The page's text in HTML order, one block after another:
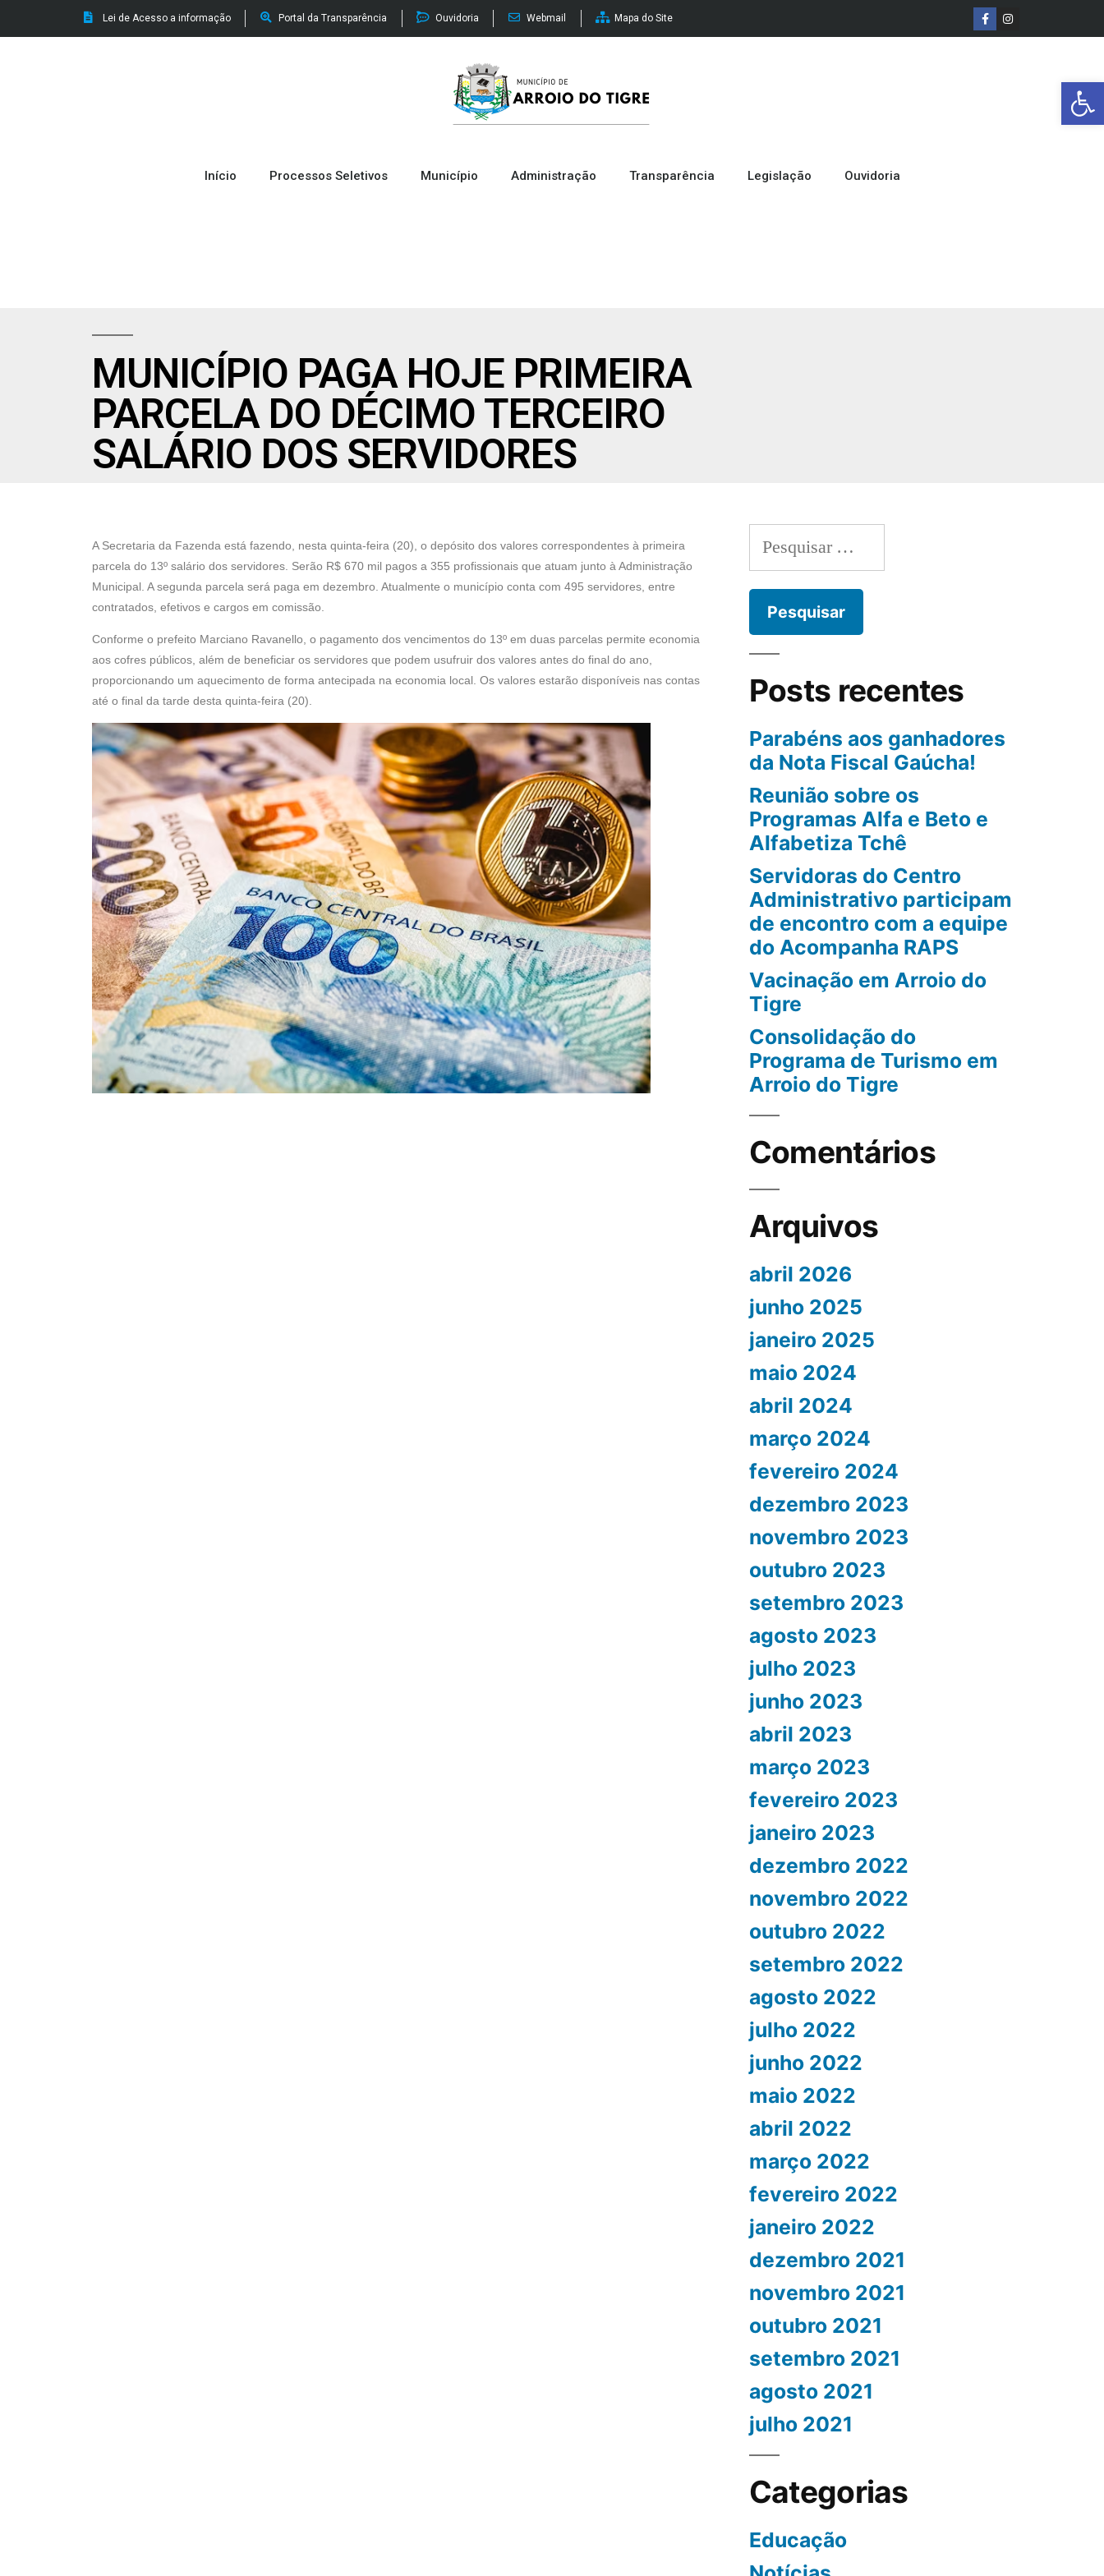
Barra de
Lei de Acesso a informação Portal da Transparência Ouvidoria Webmail Mapa do Site
Início Processos Seletivos Município Administração Transparência Legislação Ouvidoria
MUNICÍPIO PAGA HOJE PRIMEIRA
PARCELA DO DÉCIMO TERCEIRO
SALÁRIO DOS SERVIDORES
A Secretaria da Fazenda está fazendo, nesta quinta-feira (20), o depósito dos valores correspondentes à primeira
parcela do 13º salário dos servidores. Serão R$ 670 mil pagos a 355 profissionais que atuam junto à Administração
Municipal. A segunda parcela será paga em dezembro. Atualmente o município conta com 495 servidores, entre
contratados, efetivos e cargos em comissão.
Conforme o prefeito Marciano Ravanello, o pagamento dos vencimentos do 13º em duas parcelas permite economia
aos cofres públicos, além de beneficiar os servidores que podem usufruir dos valores antes do final do ano,
proporcionando um aquecimento de forma antecipada na economia local. Os valores estarão disponíveis nas contas
até o final da tarde desta quinta-feira (20).
Posts recentes
Parabéns aos ganhadores
da Nota Fiscal Gaúcha!
Reunião sobre os
Programas Alfa e Beto e
Alfabetiza Tchê
Servidoras do Centro
Administrativo participam
de encontro com a equipe
do Acompanha RAPS
Vacinação em Arroio do
Tigre
Consolidação do
Programa de Turismo em
Arroio do Tigre
Comentários
Arquivos
abril 2026
junho 2025
janeiro 2025
maio 2024
abril 2024
março 2024
fevereiro 2024
dezembro 2023
novembro 2023
outubro 2023
setembro 2023
agosto 2023
julho 2023
junho 2023
abril 2023
março 2023
fevereiro 2023
janeiro 2023
dezembro 2022
novembro 2022
outubro 2022
setembro 2022
agosto 2022
julho 2022
junho 2022
maio 2022
abril 2022
março 2022
fevereiro 2022
janeiro 2022
dezembro 2021
novembro 2021
outubro 2021
setembro 2021
agosto 2021
julho 2021
Categorias
Educação